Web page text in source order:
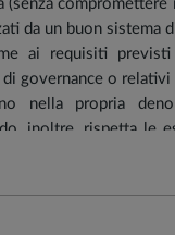
(senza
da un buon sistema
ai requisiti previsti
governance o
nella propria
inoltre, rispetta le